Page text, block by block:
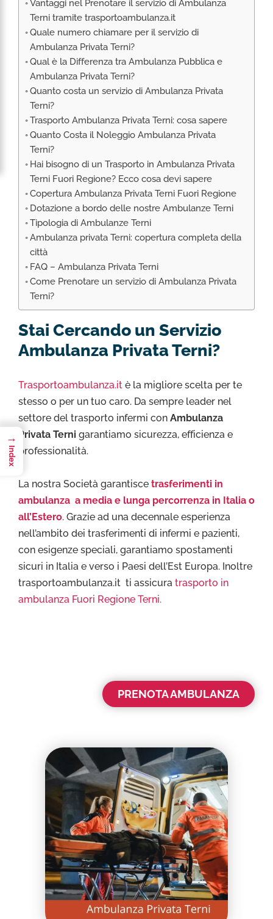
RIMPATRIO SANITARIO ITALIA
AMBULANZA SET CINEMATOGRAFICI
VOLO SANITARIO
TRASPORTO SANITARIO: VOLI DI LINEA,
ELIAMBULANZA ED AMBULANZA
TRASPORTO ECMO O CIRCOLAZIONE
EXTRACORPOREA
TRASPORTO PER NEONATI E PEDIATRICO
Vantaggi nel Prenotare il servizio di Ambulanza
Terni tramite trasportoambulanza.it
Quale numero chiamare per il servizio di
Ambulanza Privata Terni?
Qual è la Differenza tra Ambulanza Pubblica e
Ambulanza Privata Terni?
Quanto costa un servizio di Ambulanza Privata
Terni?
Trasporto Ambulanza Privata Terni: cosa sapere
Quanto Costa il Noleggio Ambulanza Privata
Terni?
Hai bisogno di un Trasporto in Ambulanza Privata
Terni Fuori Regione? Ecco cosa devi sapere
Copertura Ambulanza Privata Terni Fuori Regione
Dotazione a bordo delle nostre Ambulanze Terni
Tipologia di Ambulanze Terni
Ambulanza privata Terni: copertura completa della
città
FAQ – Ambulanza Privata Terni
Come Prenotare un servizio di Ambulanza Privata
Terni?
Stai Cercando un Servizio
Ambulanza Privata Terni?
Trasportoambulanza.it è la migliore scelta per te
stesso o per un tuo caro. Da sempre leader nel
settore del trasporto infermi con Ambulanza
Privata Terni garantiamo sicurezza, efficienza e
professionalità.
La nostra Società garantisce trasferimenti in
ambulanza a media e lunga percorrenza in Italia o
all’Estero. Grazie ad una decennale esperienza
nell’ambito dei trasferimenti di infermi e pazienti,
con esigenze speciali, garantiamo spostamenti
sicuri in Italia e verso i Paesi dell’Est Europa. Inoltre
trasportoambulanza.it ti assicura trasporto in
ambulanza Fuori Regione Terni.
PRENOTA AMBULANZA
→
Index